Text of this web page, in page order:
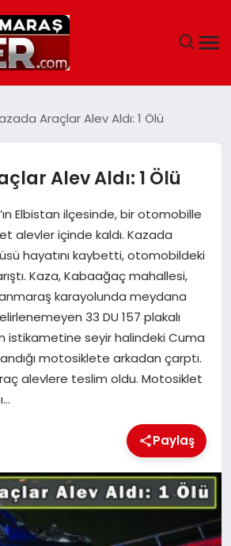
Araçlar Alev Aldı: 1 Ölü
Alev Aldı: 1 Ölü
Elbistan ilçesinde, bir otomobille
alevler içinde kaldı. Kazada
hayatını kaybetti, otomobildeki
Kaza, Kabaağaç mahallesi,
karayolunda meydana
33 DU 157 plakalı
istikametine seyir halindeki Cuma
motosiklete arkadan çarptı.
alevlere teslim oldu. Motosiklet
Paylaş